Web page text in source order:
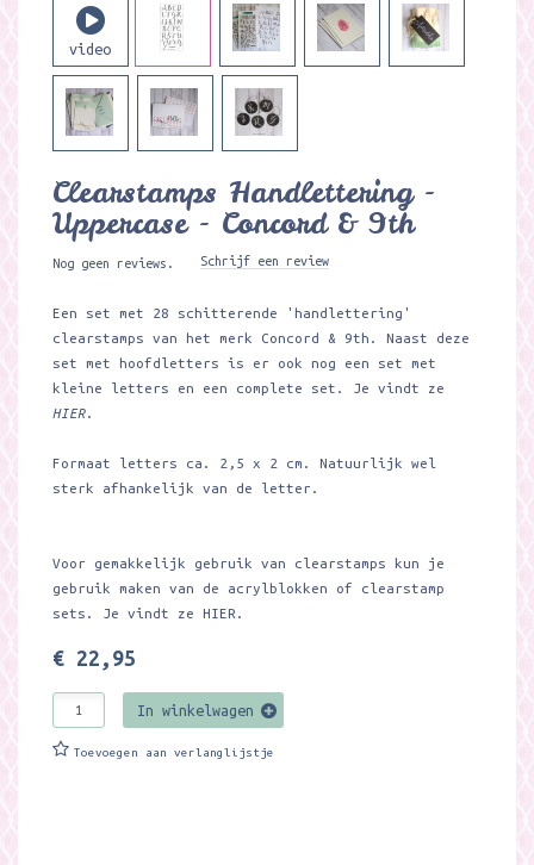
Clearstamps Handlettering -
Uppercase - Concord & 9th
Nog geen reviews. Schrijf een review
Een set met 28 schitterende 'handlettering'
clearstamps van het merk Concord & 9th. Naast deze
set met hoofdletters is er ook nog een set met
kleine letters en een complete set. Je vindt ze
HIER.
Formaat letters ca. 2,5 x 2 cm. Natuurlijk wel
sterk afhankelijk van de letter.
Voor gemakkelijk gebruik van clearstamps kun je
gebruik maken van de acrylblokken of clearstamp
sets. Je vindt ze HIER.
€ 22,95
In winkelwagen
Toevoegen aan verlanglijstje